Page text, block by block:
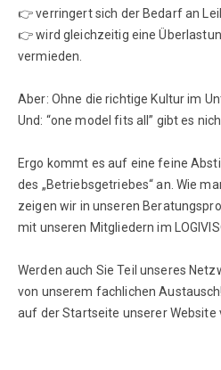
👉 verringert sich der Bedarf an
👉 wird gleichzeitig eine
vermieden.
Aber: Ohne die richtige Kultur im
Und: “one model fits all” gibt es
Ergo kommt es auf eine feine
des „Betriebsgetriebes“ an. Wie
zeigen wir in unseren
mit unseren Mitgliedern im
Werden auch Sie Teil unseres
von unserem fachlichen
auf der Startseite unserer Website